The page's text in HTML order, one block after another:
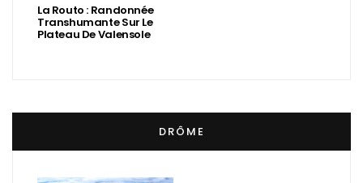
La Routo : Randonnée
Transhumante Sur Le
Plateau De Valensole
DRÔME